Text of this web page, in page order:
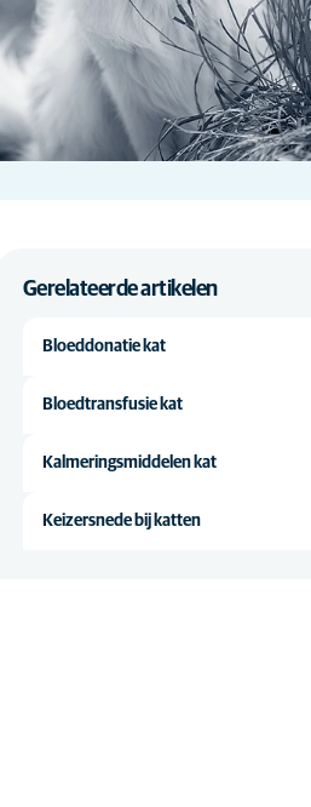
Gerelateerde artikelen
Bloeddonatie kat
Bloedtransfusie kat
Kalmeringsmiddelen kat
Keizersnede bij katten